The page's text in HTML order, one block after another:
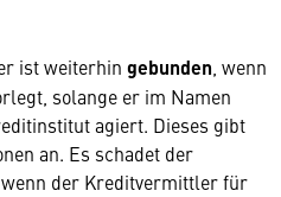
ist weiterhin gebunden , wenn
solange er im Namen
agiert. Dieses gibt
an. Es schadet der
der Kreditvermittler für